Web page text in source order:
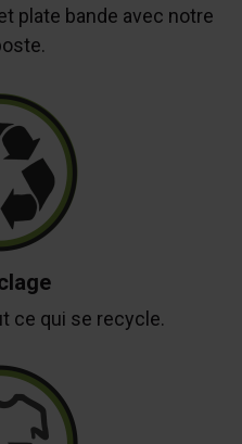
plate bande avec notre
ce qui se recycle.